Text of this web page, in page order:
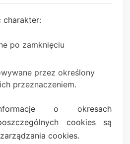
charakter:
po zamknięciu
przez określony
przeznaczeniem.
o okresach
cookies są
cookies.